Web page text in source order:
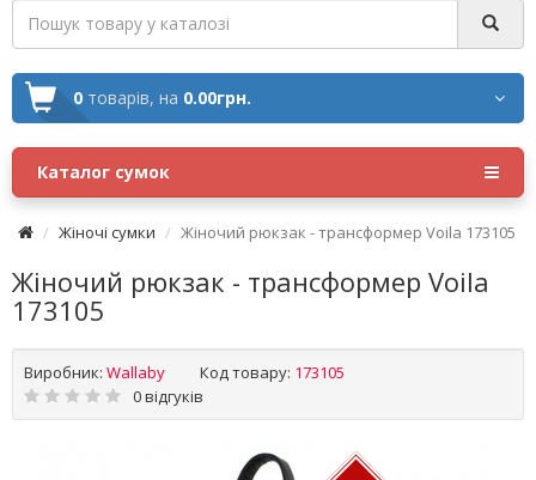
0 товарів, на 0.00грн.
Каталог сумок
Жіночі сумки Жіночий рюкзак - трансформер Voila 173105
Жіночий рюкзак - трансформер Voila
173105
Виробник: Wallaby Код товару: 173105
0 відгуків